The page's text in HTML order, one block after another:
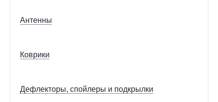
Антенны
Коврики
Дефлекторы, спойлеры и подкрылки